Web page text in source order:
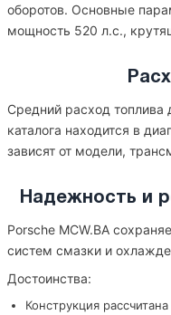
оборотов. Основные
мощность 520 л.с.,
Средний расход топлива
каталога находится в
зависят от модели,
Надежность и
Porsche MCW.BA
систем смазки и
Достоинства:
Конструкция